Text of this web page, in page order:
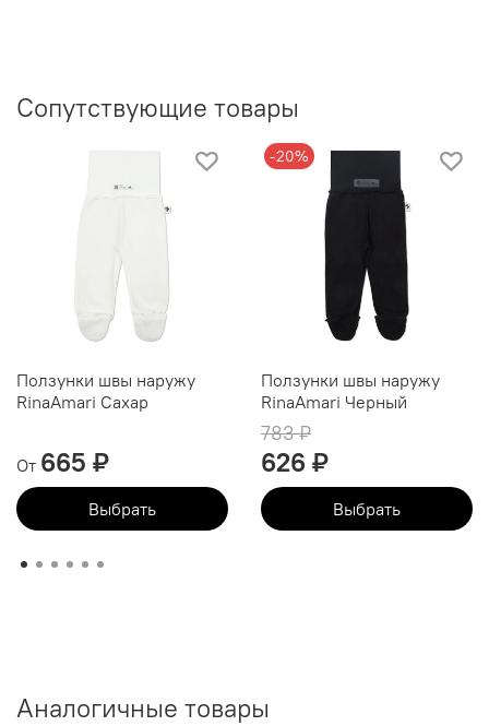
Сопутствующие товары
Ползунки швы наружу
RinaAmari Сахар
От 665 ₽
Выбрать
-20%
Ползунки швы наружу
RinaAmari Черный
783 ₽
626 ₽
Выбрать
Аналогичные товары